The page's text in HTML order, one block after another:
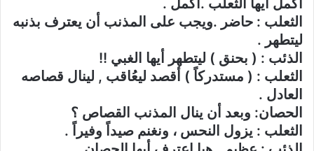
أكمل أيها الثعلب .أكمل .
الثعلب : حاضر .ويجب على المذنب أن يعترف بذنبه
ليتطهر .
الذئب : ( بحنق ) ليتطهر أيها الغبي !!
الثعلب : ( مستدركاً ) أقصد ليعُاقب , لينال قصاصه
العادل .
الحصان: وبعد أن ينال المذنب القصاص ؟
الثعلب : يزول النحس ، ونغنم صيداً وفيراً .